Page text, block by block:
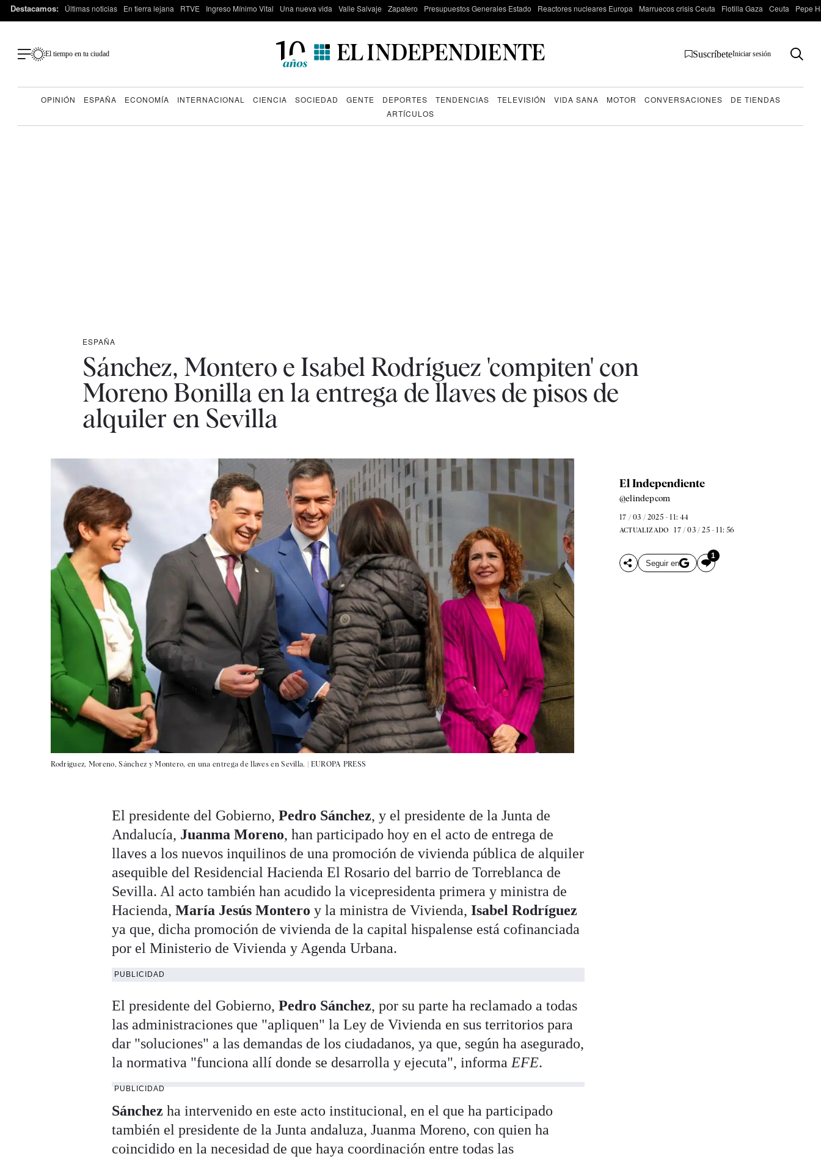
Destacamos: Últimas noticias En tierra lejana RTVE Ingreso Mínimo Vital Una nueva vida Valle Salvaje Zapatero Presupuestos Generales Estado Reactores nucleares Europa Marruecos crisis Ceuta Flotilla Gaza Ceuta Pepe
El tiempo en tu ciudad SuscríbeteIniciar sesión
OPINIÓN ESPAÑA ECONOMÍA INTERNACIONAL CIENCIA SOCIEDAD GENTE DEPORTES TENDENCIAS TELEVISIÓN VIDA SANA MOTOR CONVERSACIONES
DE TIENDAS
ARTÍCULOS
ESPAÑA
Sánchez, Montero e Isabel Rodríguez 'compiten' con
Moreno Bonilla en la entrega de llaves de pisos de
alquiler en Sevilla
Rodríguez, Moreno, Sánchez y Montero, en una entrega de llaves en Sevilla. | EUROPA PRESS
El Independiente
@elindepcom
17 / 03 / 2025 - 11: 44
ACTUALIZADO 17 / 03 / 25 - 11: 56
Seguir en
1
El presidente del Gobierno,Pedro Sánchez, y el presidente de la Junta de
Andalucía, Juanma Moreno, han participado hoy en el acto de entrega de
llaves a los nuevos inquilinos de una promoción de vivienda pública de alquiler
asequible del Residencial Hacienda El Rosario del barrio de Torreblanca de
Sevilla. Al acto también han acudido la vicepresidenta primera y ministra de
Hacienda,María Jesús Montero y la ministra de Vivienda,Isabel Rodríguez
ya que, dicha promoción de vivienda de la capital hispalense está cofinanciada
por el Ministerio de Vivienda y Agenda Urbana.
PUBLICIDAD
El presidente del Gobierno,Pedro Sánchez, por su parte ha reclamado a todas
las administraciones que "apliquen" la Ley de Vivienda en sus territorios para
dar "soluciones" a las demandas de los ciudadanos, ya que, según ha asegurado,
la normativa "funciona allí donde se desarrolla y ejecuta", informa EFE.
PUBLICIDAD
Sánchez ha intervenido en este acto institucional, en el que ha participado
también el presidente de la Junta andaluza, Juanma Moreno, con quien ha
coincidido en la necesidad de que haya coordinación entre todas las